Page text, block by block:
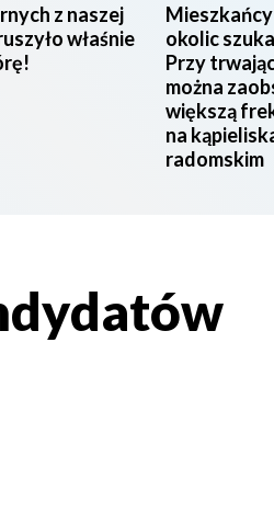
z naszej
właśnie
okolic
Przy
można
większą
na
radomskim